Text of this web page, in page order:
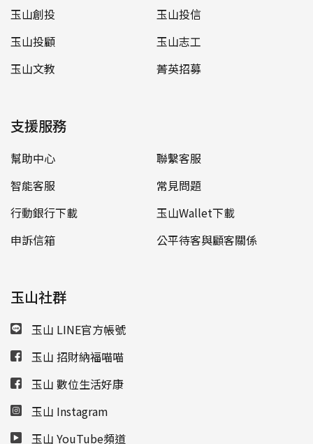
玉山創投
玉山投信
玉山投顧
玉山志工
玉山文教
菁英招募
支援服務
幫助中心
聯繫客服
智能客服
常見問題
行動銀行下載
玉山Wallet下載
申訴信箱
公平待客與顧客關係
玉山社群
玉山 LINE官方帳號
玉山 招財納福喵喵
玉山 數位生活好康
玉山 Instagram
玉山 YouTube頻道